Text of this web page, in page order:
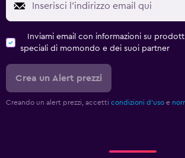
Inviami email con informazioni su
speciali di momondo e dei suoi partner
Crea un Alert prezzi
Creando un alert prezzi, accetti condizioni d'uso e